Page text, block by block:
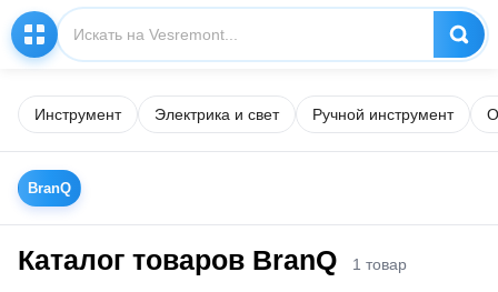
Инструмент Электрика и свет Ручной инструмент
BranQ
Каталог товаров BranQ 1 товар